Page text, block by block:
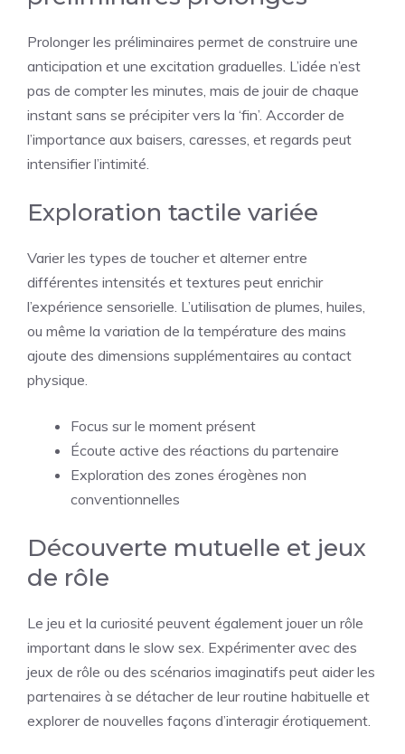
Prolonger les préliminaires permet de construire une
anticipation et une excitation graduelles. L’idée n’est
pas de compter les minutes, mais de jouir de chaque
instant sans se précipiter vers la ‘fin’. Accorder de
l’importance aux baisers, caresses, et regards peut
intensifier l’intimité.
Exploration tactile variée
Varier les types de toucher et alterner entre
différentes intensités et textures peut enrichir
l’expérience sensorielle. L’utilisation de plumes, huiles,
ou même la variation de la température des mains
ajoute des dimensions supplémentaires au contact
physique.
Focus sur le moment présent
Écoute active des réactions du partenaire
Exploration des zones érogènes non
conventionnelles
Découverte mutuelle et jeux
de rôle
Le jeu et la curiosité peuvent également jouer un rôle
important dans le slow sex. Expérimenter avec des
jeux de rôle ou des scénarios imaginatifs peut aider les
partenaires à se détacher de leur routine habituelle et
explorer de nouvelles façons d’interagir érotiquement.